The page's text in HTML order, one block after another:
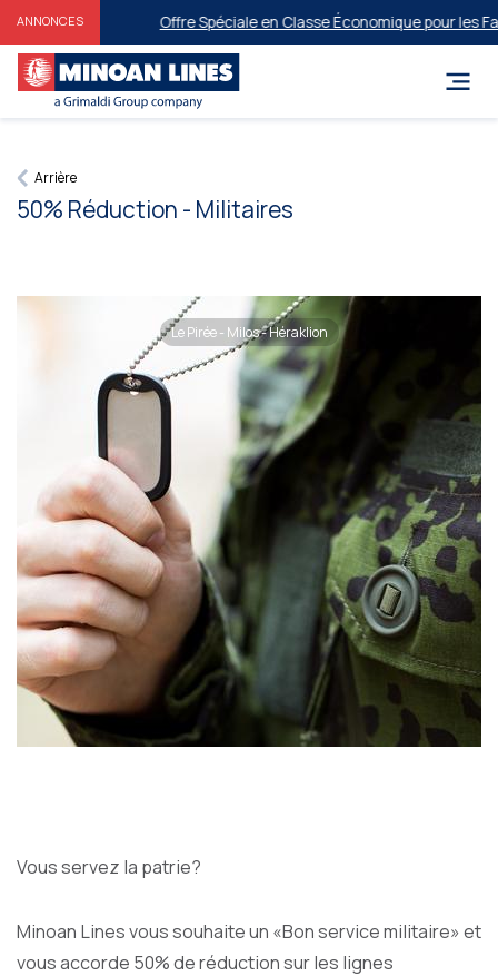
ANNONCES Offre Spéciale en Classe Économique pour les
Arrière
50% Réduction - Militaires
Le Pirée - Milos - Héraklion
Vous servez la patrie?
Minoan Lines vous souhaite un «Bon service militaire» et
vous accorde 50% de réduction sur les lignes